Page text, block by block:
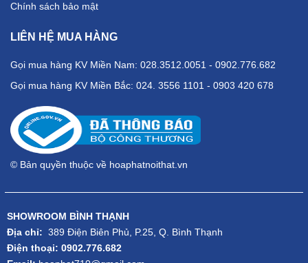
Chính sách bảo mật
LIÊN HỆ MUA HÀNG
Gọi mua hàng KV Miền Nam: 028.3512.0051 - 0902.776.682
Gọi mua hàng KV Miền Bắc: 024. 3556 1101 - 0903 420 678
© Bản quyền thuộc về hoaphatnoithat.vn
SHOWROOM BÌNH THẠNH
Địa chỉ: 389 Điện Biên Phủ, P.25, Q. Bình Thạnh
Điện thoại: 0902.776.682